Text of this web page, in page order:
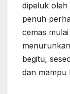
dipeluk oleh
penuh
cemas
begitu,
dan mampu